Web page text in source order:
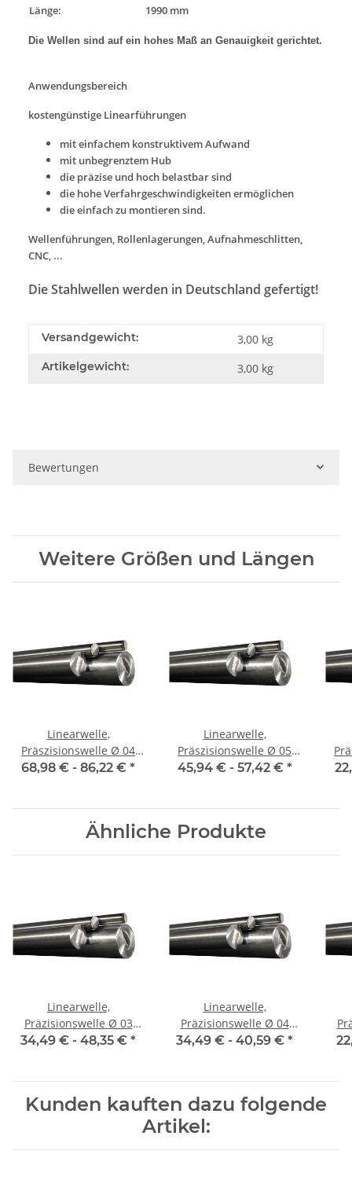
Länge: 1990 mm
Die Wellen sind auf ein hohes Maß an Genauigkeit gerichtet.
Anwendungsbereich
kostengünstige Linearführungen
mit einfachem konstruktivem Aufwand
mit unbegrenztem Hub
die präzise und hoch belastbar sind
die hohe Verfahrgeschwindigkeiten ermöglichen
die einfach zu montieren sind.
Wellenführungen, Rollenlagerungen, Aufnahmeschlitten,
CNC, ...
Die Stahlwellen werden in Deutschland gefertigt!
Versandgewicht: 3,00 kg
Artikelgewicht: 3,00 kg
Bewertungen
Weitere Größen und Längen
Linearwelle,
Präszisionswelle Ø 04
mm, 1990 mm, gehärtet
68,98 € - 86,22 € *
Linearwelle,
Präszisionswelle Ø 05
mm, 1990 mm, gehärtet
45,94 € - 57,42 € *
Ähnliche Produkte
Linearwelle,
Präzisionswelle Ø 03
mm, je m ± 5 mm,
34,49 € - 48,35 € *
Linearwelle,
Präzisionswelle Ø 04
mm, je m ± 5 mm,
34,49 € - 40,59 € *
Kunden kauften dazu folgende
Artikel: